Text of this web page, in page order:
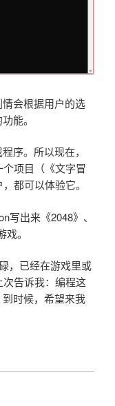
会根据用户的选
能。
序。所以现在，
项目（《文字冒
都可以体验它。
出来《2048》、
。
，已经在游戏里或
告诉我：编程这
时候，希望来我